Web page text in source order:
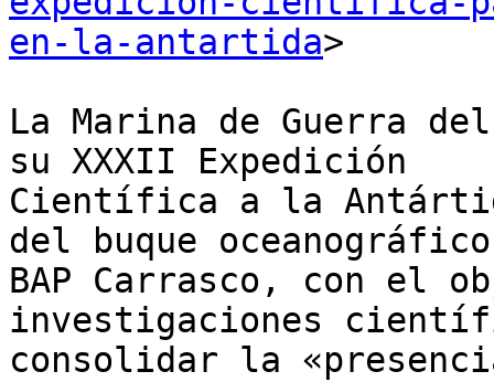
en-la-antartida>
La Marina de Guerra
su XXXII Expedición
Científica a la
del buque oceanográfico
BAP Carrasco, con el
investigaciones
consolidar la